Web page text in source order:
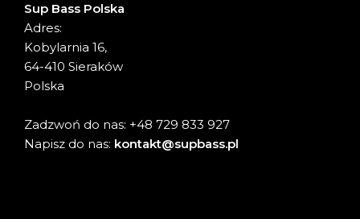
Sup Bass Polska
Adres:
Kobylarnia 16,
64-410 Sieraków
Polska
Zadzwoń do nas: +48 729 833 927
Napisz do nas: kontakt@supbass.pl